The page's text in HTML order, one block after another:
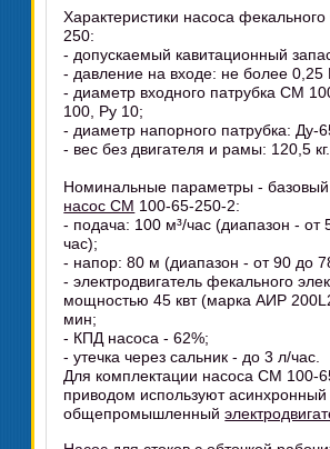
Характеристики насоса
250:
- допускаемый кавитационный
- давление на входе: не более
- диаметр входного патрубка СМ
100, Ру 10;
- диаметр напорного патрубка: Ду-
- вес без двигателя и рамы: 120,5 кг.
Номинальные параметры -
насос СМ 100-65-250-2:
- подача: 100 м³/час (диапазон - от
час);
- напор: 80 м (диапазон - от 90 до
- электродвигатель фекального
мощностью 45 квт (марка АИР
мин;
- КПД насоса - 62%;
- утечка через сальник - до 3 л/час.
Для комплектации насоса СМ 100-
приводом используют асинхронный
общепромышленный